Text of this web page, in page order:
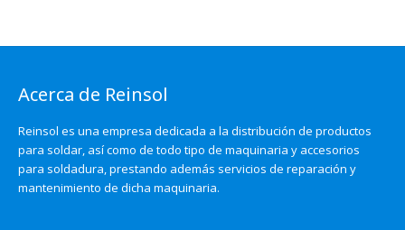
Acerca de Reinsol
Reinsol es una empresa dedicada a la distribución de productos
para soldar, así como de todo tipo de maquinaria y accesorios
para soldadura, prestando además servicios de reparación y
mantenimiento de dicha maquinaria.